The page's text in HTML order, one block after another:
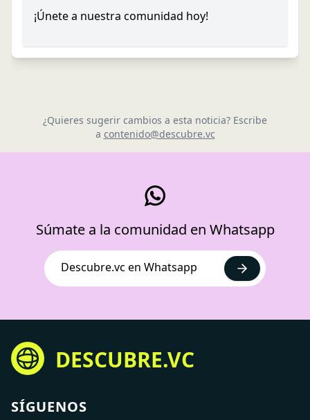
¡Únete a nuestra comunidad hoy!
¿Quieres sugerir cambios a esta noticia? Escribe
a contenido@descubre.vc
Súmate a la comunidad en Whatsapp
Descubre.vc en Whatsapp
DESCUBRE.VC
SÍGUENOS